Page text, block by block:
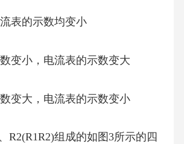
表的示数均变小
变小，电流表的示数变大
变大，电流表的示数变小
R2(R1R2)组成的如图3所示的四